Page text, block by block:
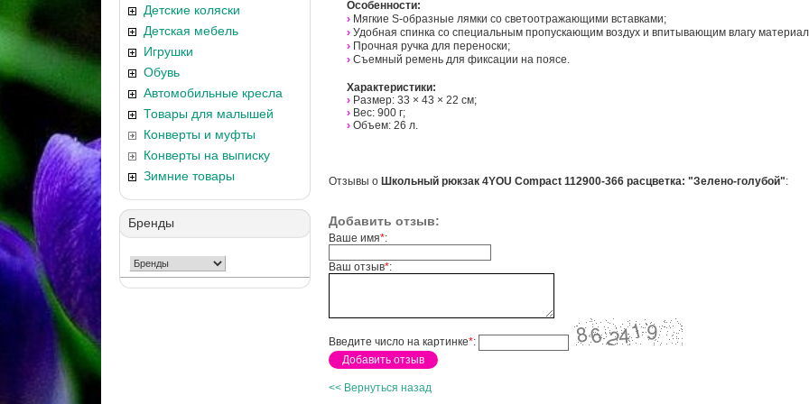
Детские коляски
Детская мебель
Игрушки
Обувь
Автомобильные кресла
Товары для малышей
Конверты и муфты
Конверты на выписку
Зимние товары
Бренды
Особенности:
› Мягкие S-образные лямки со светоотражающими вставками;
› Удобная спинка со специальным пропускающим воздух и впитывающим влагу
› Прочная ручка для переноски;
› Съемный ремень для фиксации на поясе.
Характеристики:
› Размер: 33 × 43 × 22 см;
› Вес: 900 г;
› Объем: 26 л.
Отзывы о Школьный рюкзак 4YOU Compact 112900-366 расцветка: "Зелено-голубой":
Добавить отзыв:
Ваше имя*:
Ваш отзыв*:
Введите число на картинке*:
<< Вернуться назад